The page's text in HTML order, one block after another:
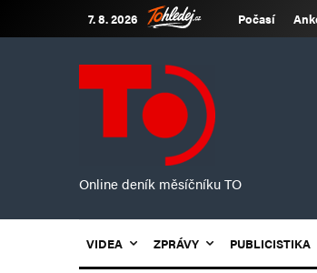
7. 8. 2026 Počasí
Online deník měsíčníku TO
VIDEA ZPRÁVY PUBLICISTIKA